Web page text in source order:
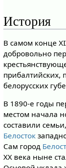
История
В самом конце
добровольно
прибалтийских,
белорусских
В 1890-е годы
местом начала
составили
Белосток
Сам город
XX века ныне